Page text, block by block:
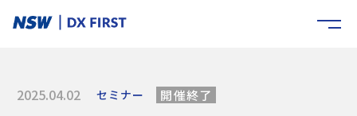
2025.04.02 セミナー 開催終了